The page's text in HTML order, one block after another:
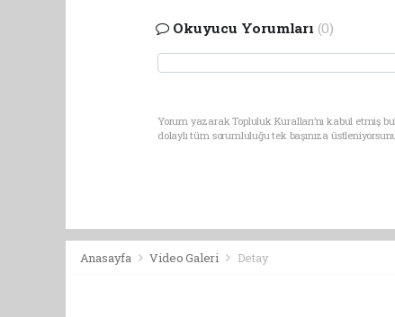
Okuyucu Yorumları (0)
Yorum yazarak Topluluk Kuralları’nı kabul etmiş
dolaylı tüm sorumluluğu tek başınıza
Anasayfa Video Galeri Detay